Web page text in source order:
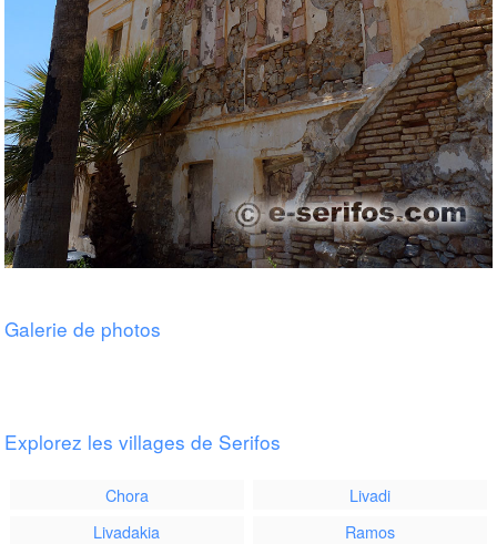
Galerie de photos
Megalo Livadi plage à Serifos
Explorez les villages de Serifos
Chora
Livadi
Livadakia
Ramos